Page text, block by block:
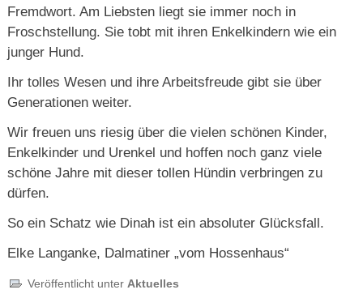
Fremdwort. Am Liebsten liegt sie immer noch in
Froschstellung. Sie tobt mit ihren Enkelkindern wie ein
junger Hund.
Ihr tolles Wesen und ihre Arbeitsfreude gibt sie über
Generationen weiter.
Wir freuen uns riesig über die vielen schönen Kinder,
Enkelkinder und Urenkel und hoffen noch ganz viele
schöne Jahre mit dieser tollen Hündin verbringen zu
dürfen.
So ein Schatz wie Dinah ist ein absoluter Glücksfall.
Elke Langanke, Dalmatiner „vom Hossenhaus“
Veröffentlicht unter Aktuelles